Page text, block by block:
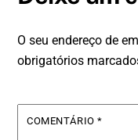
O seu endereço de
obrigatórios
COMENTÁRIO*